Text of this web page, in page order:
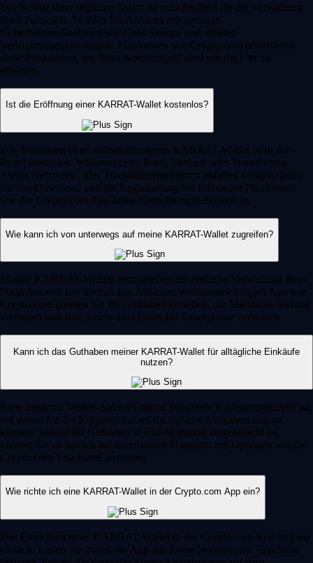
Der Schutz Ihrer digitalen Assets ist entscheidend für die Verwaltung
Ihres Portfolios. Wählen Sie Anbieter mit strengen
Sicherheitsmaßnahmen wie Cold Storage und strikten
Verifizierungsprotokollen. Plattformen wie Crypto.com priorisieren
diese Funktionen, um Ihren Kontozugriff rund um die Uhr zu
schützen.
Ist die Eröffnung einer KARRAT-Wallet kostenlos?
Das Einrichten einer softwarebasierten KARRAT-Wallet ist in der
Regel kostenlos. Während beim Kauf, Verkauf oder Transfer von
Assets Netzwerk- oder Transaktionsgebühren anfallen können, fallen
für den Download und die Registrierung bei führenden Plattformen
wie der Crypto.com App keine Einrichtungsgebühren an.
Wie kann ich von unterwegs auf meine KARRAT-Wallet zugreifen?
Mobile KARRAT-Wallets ermöglichen die einfache Verwaltung Ihres
Portfolios von fast überall aus. Mit einer vertrauenswürdigen App wie
Crypto.com können Sie Ihr Guthaben einsehen, die Marktentwicklung
verfolgen und Ihre Assets direkt über Ihr Smartphone verwalten.
Kann ich das Guthaben meiner KARRAT-Wallet für alltägliche Einkäufe
nutzen?
Viele moderne Wallet-Anbieter bieten integrierte Kartenprogramme an,
mit denen Sie Ihr Kryptoguthaben für tägliche Ausgaben nutzen
können. Sobald Ihr Guthaben in Fiat-Währung umgetauscht ist,
können Sie es nahtlos bei unterstützen Händlern mit Optionen wie der
Crypto.com Visa Karte ausgeben.
Wie richte ich eine KARRAT-Wallet in der Crypto.com App ein?
Das Einrichten einer KARRAT-Wallet in der Crypto.com App ist ganz
einfach. Laden Sie zuerst die App aus Ihrem bevorzugten App Store